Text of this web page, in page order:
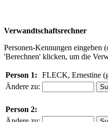
Verwandtschaftsrechner
Personen-Kennungen eingeben
'Berechnen' klicken, um die
Person 1:
FLECK, Ernestine
Ändere zu:
Person 2: